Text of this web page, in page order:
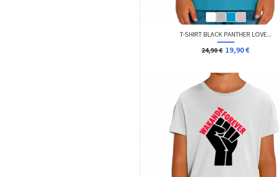
T-SHIRT BLACK PANTHER LOVE...
24,90 € 19,90 €